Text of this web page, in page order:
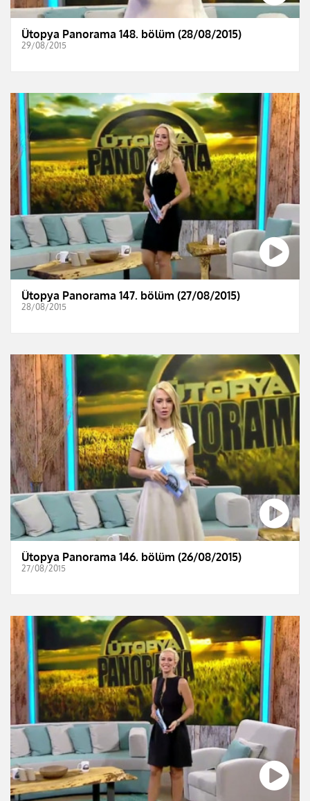
Ütopya Panorama 148. bölüm (28/08/2015)
29/08/2015
Ütopya Panorama 147. bölüm (27/08/2015)
28/08/2015
Ütopya Panorama 146. bölüm (26/08/2015)
27/08/2015